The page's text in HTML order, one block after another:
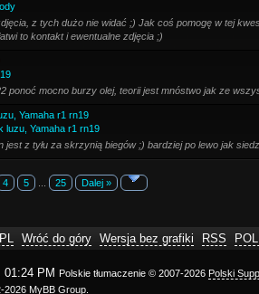
z tych dużo nie widać ;) Jak coś pomogę w tej
to kontakt i ewentualne zdjęcia ;)
ponoć mocno burzy olej, teorii jest mnóstwo jak ze
Yamaha r1 rn19
luzu, Yamaha r1 rn19
jest z tyłu za skrzynią biegów ;) bardziej po lewo jak
4 5 25 Dalej »
Wróć do góry Wersja bez grafiki RSS
01:24 PM Polskie tłumaczenie © 2007-2026 Polski
2026 MyBB Group